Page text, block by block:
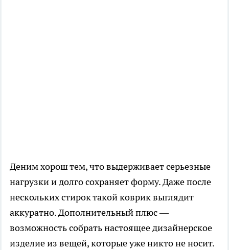
Деним хорош тем, что выдерживает серьезные
нагрузки и долго сохраняет форму. Даже после
нескольких стирок такой коврик выглядит
аккуратно. Дополнительный плюс —
возможность собрать настоящее дизайнерское
изделие из вещей, которые уже никто не носит.